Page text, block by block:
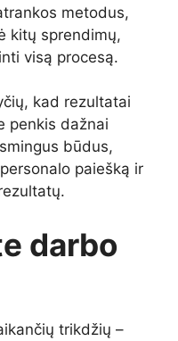
metodus,
kitų sprendimų,
visą procesą.
kad rezultatai
penkis dažnai
būdus,
paiešką ir
darbo
trikdžių –